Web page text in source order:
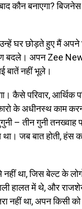
बनाएगा? बिजनेस
घर छोड़ते हुए मैं
बदले। अपन Zee
बातें नहीं भूले।
कैसे परिवार, आर्थिक
के अधीनस्थ काम
– तीन गुनी तनख्वाह
जब बात होती, हंस
था, जिस बेल्ट के लोगों
हालत में थे, और
था, अपन किसी को